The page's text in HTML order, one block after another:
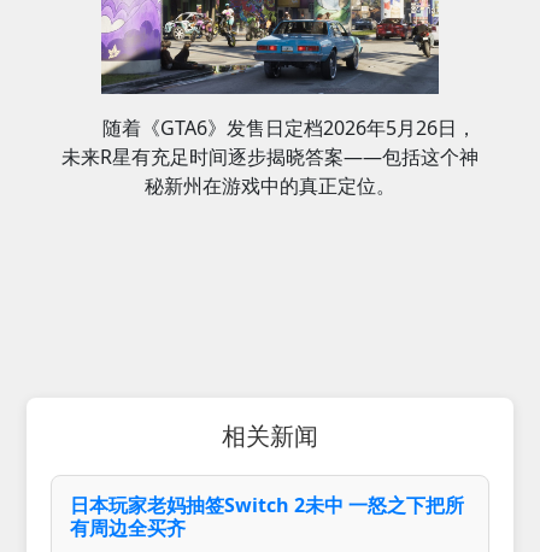
随着《GTA6》发售日定档2026年5月26日，
未来R星有充足时间逐步揭晓答案——包括这个神
秘新州在游戏中的真正定位。
相关新闻
日本玩家老妈抽签Switch 2未中 一怒之下把所
有周边全买齐